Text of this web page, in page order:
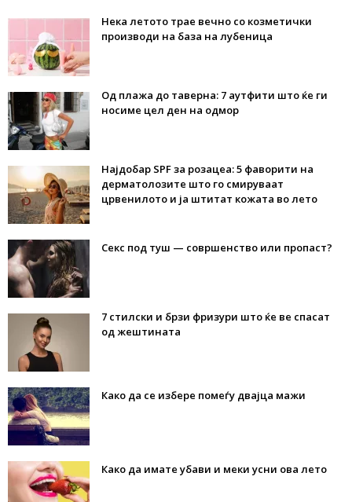
Нека летото трае вечно со козметички
производи на база на лубеница
Од плажа до таверна: 7 аутфити што ќе ги
носиме цел ден на одмор
Најдобар SPF за розацеа: 5 фаворити на
дерматолозите што го смируваат
црвенилото и ја штитат кожата во лето
Секс под туш — совршенство или пропаст?
7 стилски и брзи фризури што ќе ве спасат
од жештината
Како да се избере помеѓу двајца мажи
Како да имате убави и меки усни ова лето